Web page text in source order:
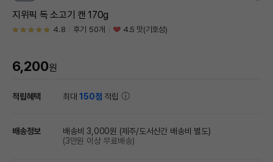
지위픽 독 소고기 캔 170g
4.8 후기 50개 4.5 맛(기호성)
6,200원
적립혜택 최대150점 적립
배송정보 배송비 3,000원 (제주/도서산간 배송비 별도)
(3만원 이상 무료배송)